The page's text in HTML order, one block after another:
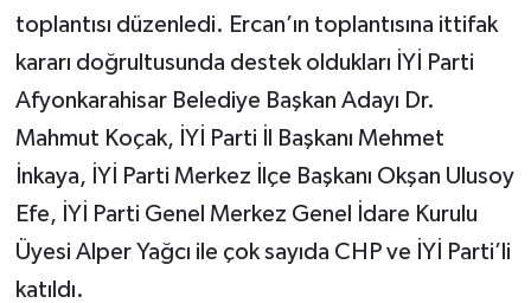
toplantısı düzenledi. Ercan’ın toplantısına ittifak
kararı doğrultusunda destek oldukları İYİ Parti
Afyonkarahisar Belediye Başkan Adayı Dr.
Mahmut Koçak, İYİ Parti İl Başkanı Mehmet
İnkaya, İYİ Parti Merkez İlçe Başkanı Okşan Ulusoy
Efe, İYİ Parti Genel Merkez Genel İdare Kurulu
Üyesi Alper Yağcı ile çok sayıda CHP ve İYİ Parti’li
katıldı.